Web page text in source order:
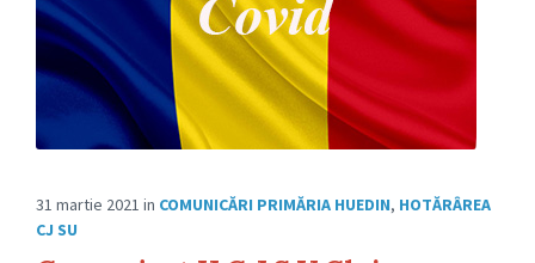
31 martie 2021 in COMUNICĂRI PRIMĂRIA HUEDIN, HOTĂRÂREA
CJ SU